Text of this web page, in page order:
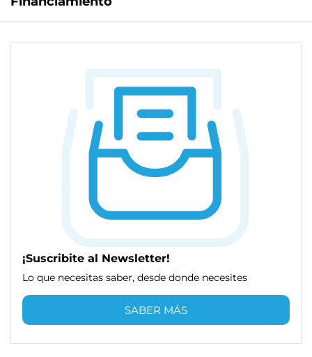
¡Suscribite al Newsletter!
Lo que necesitas saber, desde donde necesites
SABER MÁS